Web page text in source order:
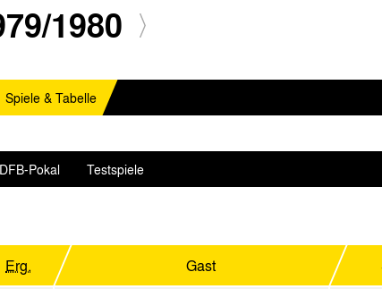
1980
Spiele & Tabelle
DFB-Pokal Testspiele
Erg. Gast